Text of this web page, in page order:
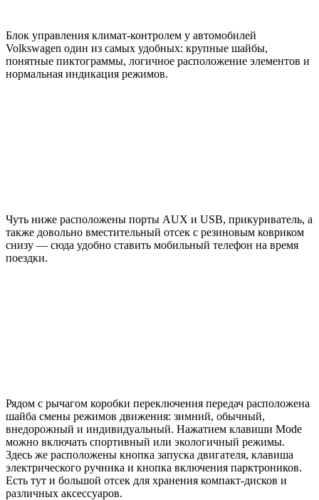
Блок управления климат-контролем у автомобилей
Volkswagen один из самых удобных: крупные шайбы,
понятные пиктограммы, логичное расположение элементов и
нормальная индикация режимов.
Чуть ниже расположены порты AUX и USB, прикуриватель, а
также довольно вместительный отсек с резиновым ковриком
снизу — сюда удобно ставить мобильный телефон на время
поездки.
Рядом с рычагом коробки переключения передач расположена
шайба смены режимов движения: зимний, обычный,
внедорожный и индивидуальный. Нажатием клавиши Mode
можно включать спортивный или экологичный режимы.
Здесь же расположены кнопка запуска двигателя, клавиша
электрического ручника и кнопка включения парктроников.
Есть тут и большой отсек для хранения компакт-дисков и
различных аксессуаров.